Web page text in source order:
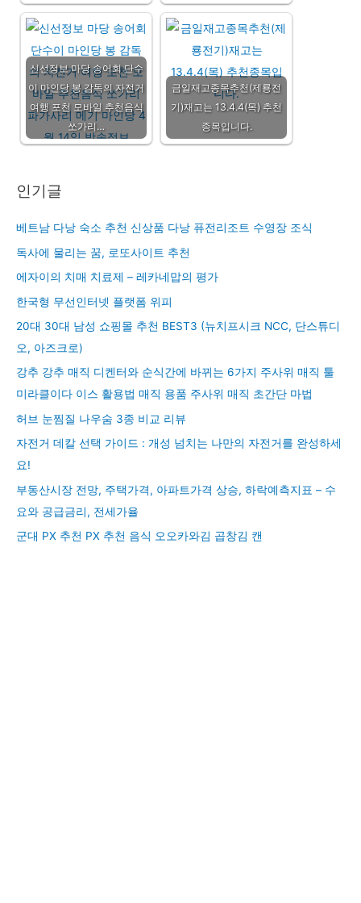
신선정보 마당 송어회 단수
이 마인당 봉 감독의 자전거
여행 포천 모바일 추천음식
쏘가리…
금일재고종목추천(제룡전
기)재고는 13.4.4(목) 추천
종목입니다.
인기글
베트남 다낭 숙소 추천 신상품 다낭 퓨전리조트 수영장 조식
독사에 물리는 꿈, 로또사이트 추천
에자이의 치매 치료제 – 레카네맙의 평가
한국형 무선인터넷 플랫폼 위피
20대 30대 남성 쇼핑몰 추천 BEST3 (뉴치프시크 NCC, 단스튜디
오, 아즈크로)
강추 강추 매직 디켄터와 순식간에 바뀌는 6가지 주사위 매직 툴
미라클이다 이스 활용법 매직 용품 주사위 매직 초간단 마법
허브 눈찜질 나우숨 3종 비교 리뷰
자전거 데칼 선택 가이드 : 개성 넘치는 나만의 자전거를 완성하세
요!
부동산시장 전망, 주택가격, 아파트가격 상승, 하락예측지표 – 수
요와 공급금리, 전세가율
군대 PX 추천 PX 추천 음식 오오카와김 곱창김 캔